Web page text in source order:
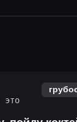
это